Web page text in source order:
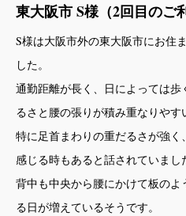
東大阪市 S様（2回目のご
S様は大阪市外の東大阪市にお住
した。
通勤距離が長く、日によっては
るさと腰の張りが積み重なりやす
特に足首まわりの重だるさが強
感じる時もあると話されていまし
背中も中央から腰にかけて板の
る日が増えているそうです。